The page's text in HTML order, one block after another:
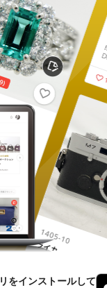
をインストールして